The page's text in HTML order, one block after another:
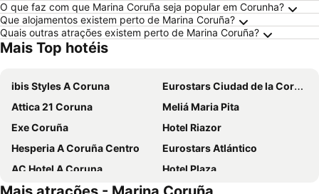
O que faz com que Marina Coruña seja popular em Corunha?
Que alojamentos existem perto de Marina Coruña?
Quais outras atrações existem perto de Marina Coruña?
Mais Top hotéis
ibis Styles A Coruna
Eurostars Ciudad de la Coruna
Attica 21 Coruna
Meliá Maria Pita
Exe Coruña
Hotel Riazor
Hesperia A Coruña Centro
Eurostars Atlántico
AC Hotel A Coruna
Hotel Plaza
Hotel Zenit Coruña
Alda Cabanas Playa